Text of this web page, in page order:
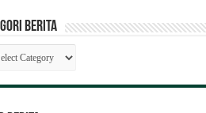
Berita